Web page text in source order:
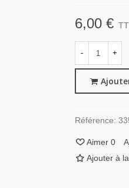
6,00 €
- +
Référence:
Aimer 0
Ajouter à